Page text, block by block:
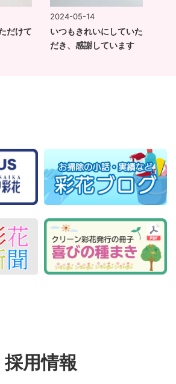
だけて
2024-05-14
いつもきれいにしていた
だき、感謝しています
採用情報